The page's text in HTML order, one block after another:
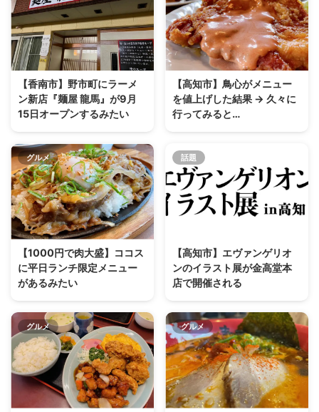
【香南市】野市町にラーメ
ン新店『麺屋 龍馬』が9月
15日オープンするみたい
【高知市】鳥心がメニュー
を値上げした結果 → 久々に
行ってみると…
グルメ
【1000円で肉大盛】ココス
に平日ランチ限定メニュー
があるみたい
話題
【高知市】エヴァンゲリオ
ンのイラスト展が金高堂本
店で開催される
グルメ グルメ